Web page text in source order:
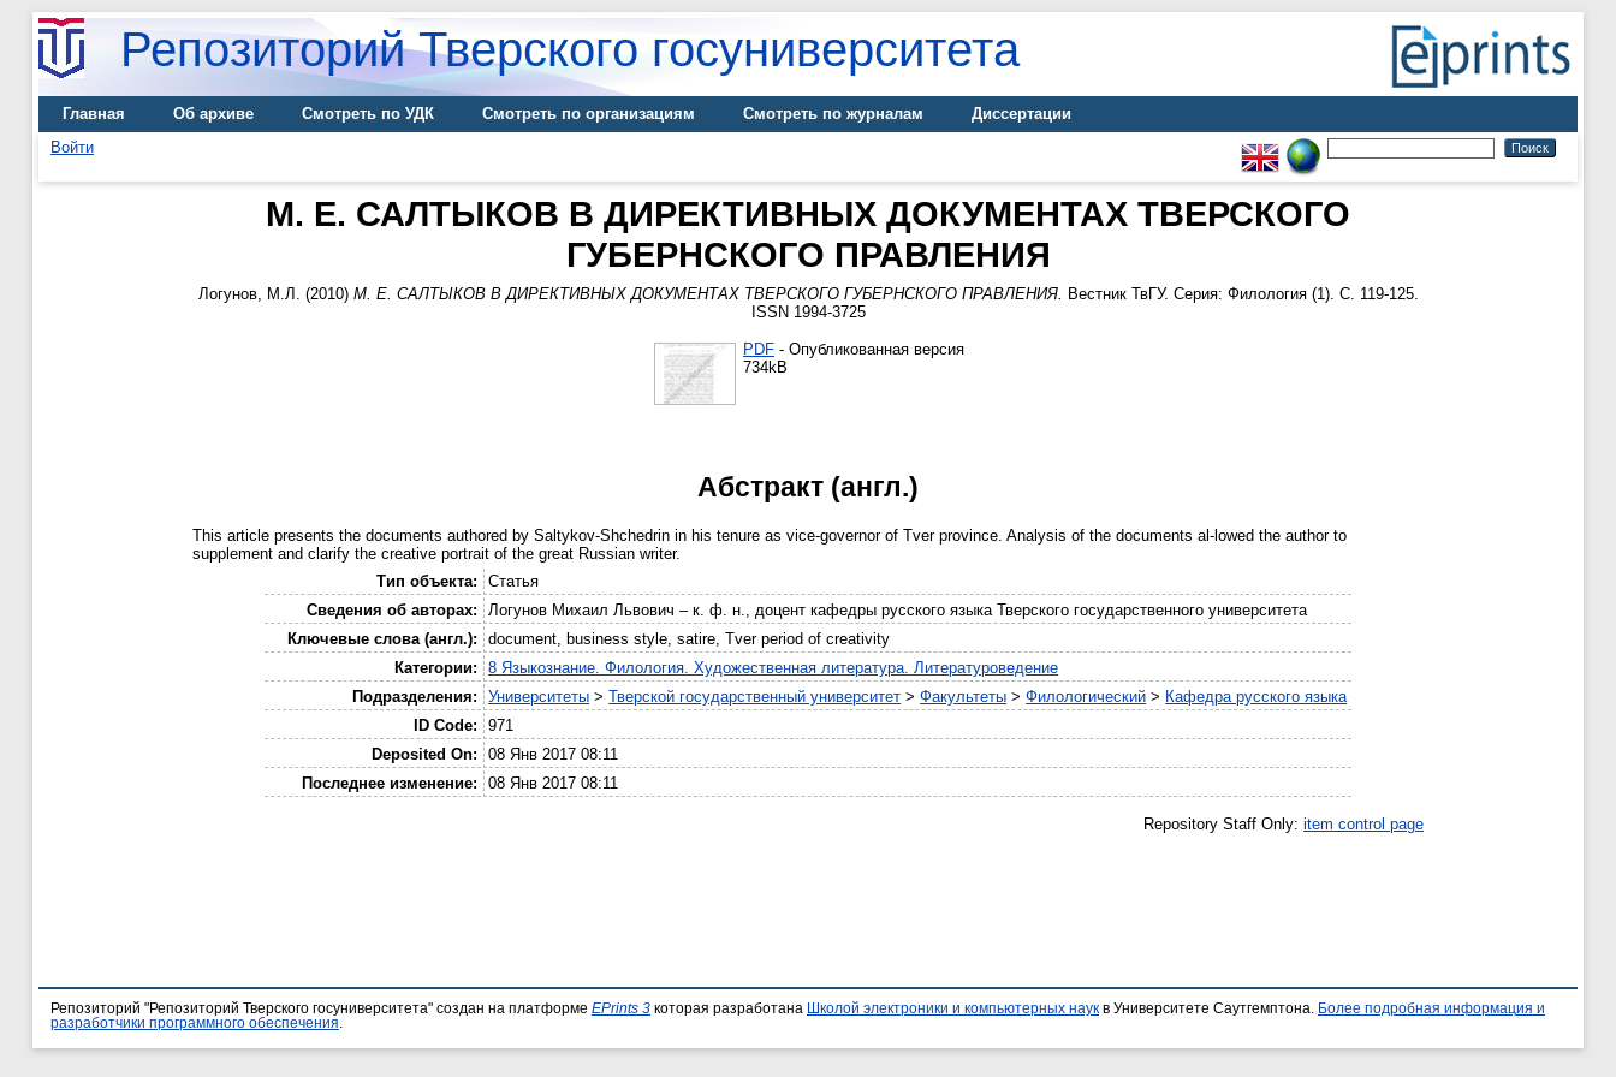
Репозиторий Тверского госуниверситета
Главная Об архиве Смотреть по УДК Смотреть по организациям Смотреть по журналам
Диссертации
Войти
М. Е. САЛТЫКОВ В ДИРЕКТИВНЫХ ДОКУМЕНТАХ ТВЕРСКОГО
ГУБЕРНСКОГО ПРАВЛЕНИЯ
Логунов, М.Л. (2010) М. Е. САЛТЫКОВ В ДИРЕКТИВНЫХ ДОКУМЕНТАХ ТВЕРСКОГО ГУБЕРНСКОГО ПРАВЛЕНИЯ. Вестник ТвГУ. Серия: Филология (1). С. 119-125.
ISSN 1994-3725
PDF - Опубликованная версия
734kB
Абстракт (англ.)
This article presents the documents authored by Saltykov-Shchedrin in his tenure as vice-governor of Tver province. Analysis of the documents al-lowed the author to
supplement and clarify the creative portrait of the great Russian writer.
Тип объекта:
Статья
Сведения об авторах:
Логунов Михаил Львович – к. ф. н., доцент кафедры русского языка Тверского государственного университета
Ключевые слова (англ.):
document, business style, satire, Tver period of creativity
Категории:
8 Языкознание. Филология. Художественная литература. Литературоведение
Подразделения:
Университеты >Тверской государственный университет >Факультеты >Филологический > Кафедра русского языка
ID Code:
971
Deposited On:
08 Янв 2017 08:11
Последнее изменение:
08 Янв 2017 08:11
Repository Staff Only: item control page
Репозиторий "Репозиторий Тверского госуниверситета" создан на платформе EPrints 3 которая разработана Школой электроники и компьютерных наук в Университете Саутгемптона.
Более подробная информация и
разработчики программного обеспечения